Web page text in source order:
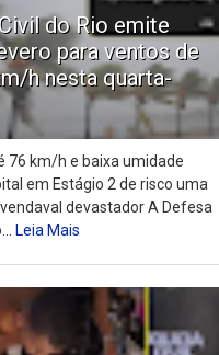
do Rio emite
para ventos de
h nesta quarta-
76 km/h e baixa umidade
em Estágio 2 de risco uma
devastador A Defesa
Leia Mais